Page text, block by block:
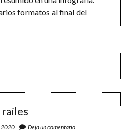
formatos al final del
Deja un comentario